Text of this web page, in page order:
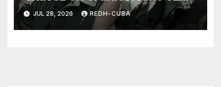
de su natalicio. ( Video)
JUL 28, 2026 REDH-CUBA